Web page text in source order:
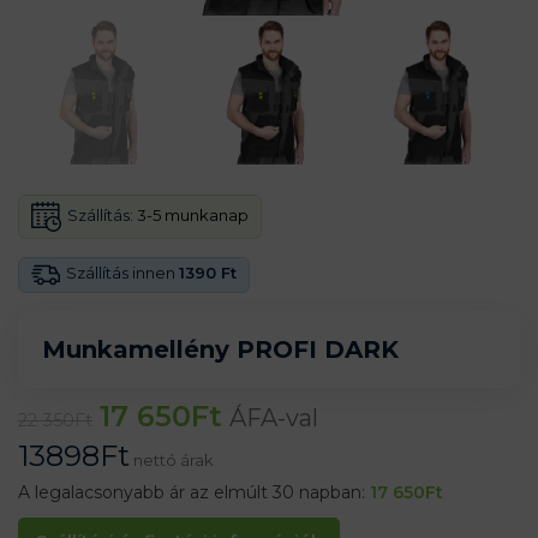
Munkamellény PROFI DARK
Szállítás innen 1390 Ft
Szállítás: 3-5 munkanap
17 650Ft ÁFA-val
13898Ft nettó árak
A legalacsonyabb ár az elmúlt 30 napban: 17 650Ft